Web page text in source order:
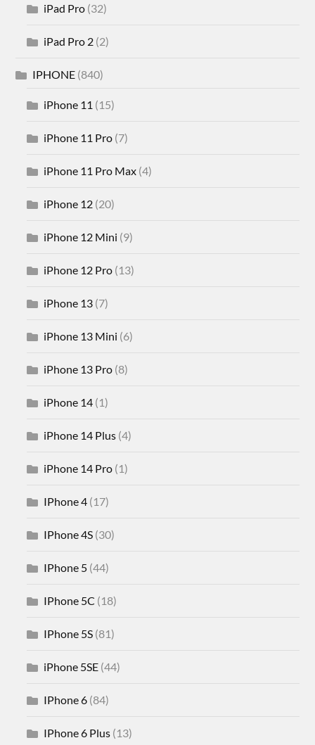
iPad Pro (32)
iPad Pro 2 (2)
IPHONE (840)
iPhone 11 (15)
iPhone 11 Pro (7)
iPhone 11 Pro Max (4)
iPhone 12 (20)
iPhone 12 Mini (9)
iPhone 12 Pro (13)
iPhone 13 (7)
iPhone 13 Mini (6)
iPhone 13 Pro (8)
iPhone 14 (1)
iPhone 14 Plus (4)
iPhone 14 Pro (1)
IPhone 4 (17)
IPhone 4S (30)
IPhone 5 (44)
IPhone 5C (18)
IPhone 5S (81)
iPhone 5SE (44)
IPhone 6 (84)
IPhone 6 Plus (13)